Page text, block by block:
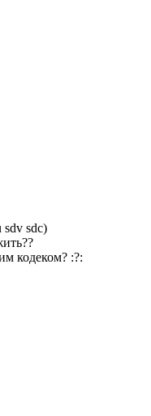
sdc)
кодеком? :?: